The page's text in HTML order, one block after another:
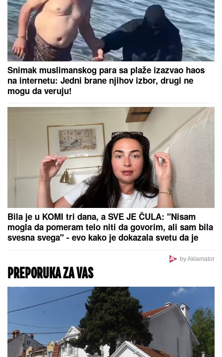
Snimak muslimanskog para sa plaže izazvao haos
na internetu: Jedni brane njihov izbor, drugi ne
mogu da veruju!
Bila je u KOMI tri dana, a SVE JE ČULA: "Nisam
mogla da pomeram telo niti da govorim, ali sam bila
svesna svega" - evo kako je dokazala svetu da je
by Aklamator
PREPORUKA ZA VAS